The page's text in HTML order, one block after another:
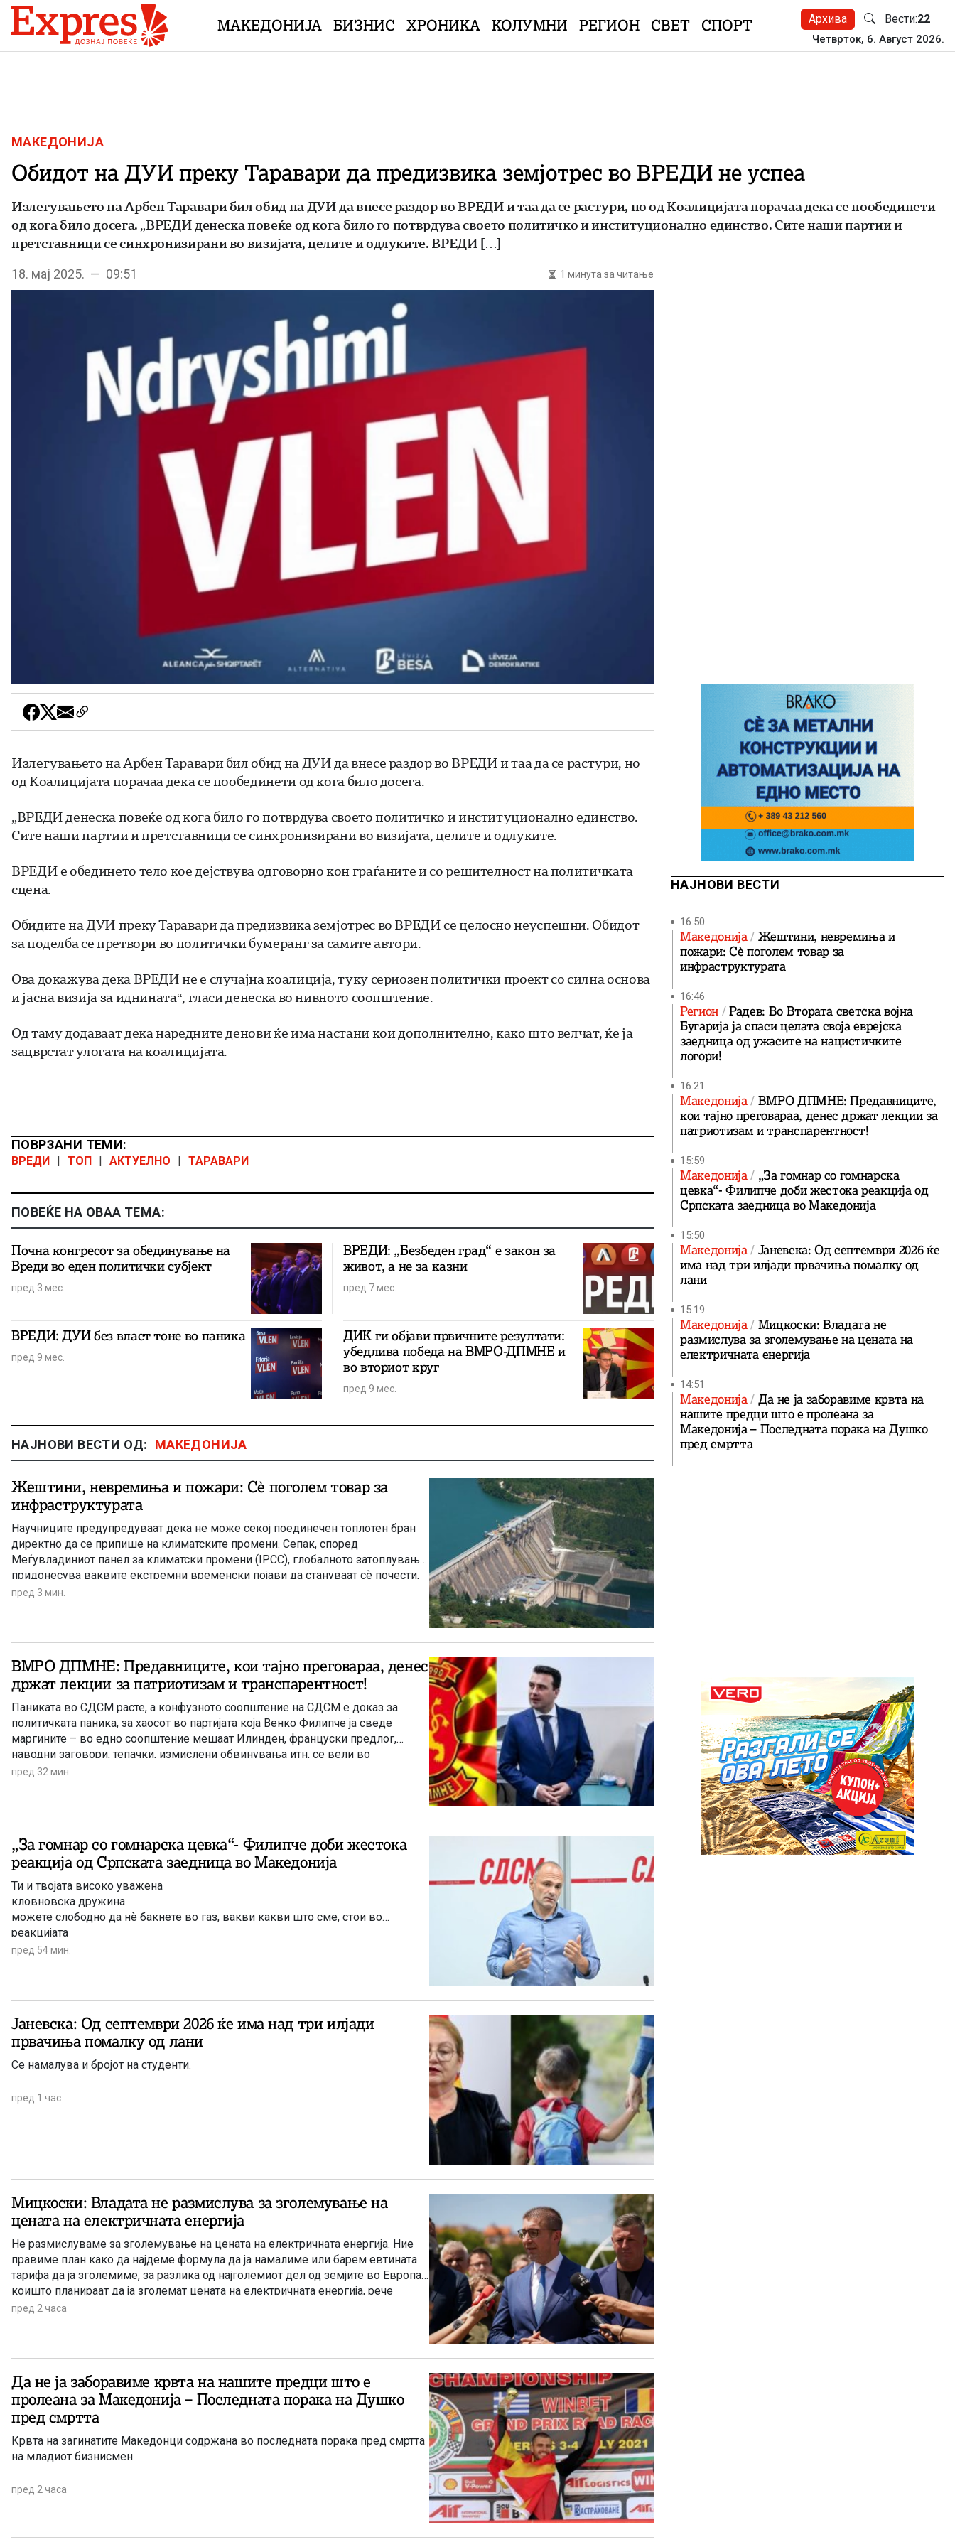
Skip to content
МАКЕДОНИЈА БИЗНИС ХРОНИКА КОЛУМНИ РЕГИОН СВЕТ СПОРТ Архива Вести:22
Четврток, 6. Август 2026.
МАКЕДОНИЈА
Обидот на ДУИ преку Таравари да предизвика земјотрес во ВРЕДИ не успеа
Излегувањето на Арбен Таравари бил обид на ДУИ да внесе раздор во ВРЕДИ и таа да се растури, но од Коалицијата порачаа дека се пообединети
од кога било досега. „ВРЕДИ денеска повеќе од кога било го потврдува своето политичко и институционално единство. Сите наши партии и
претставници се синхронизирани во визијата, целите и одлуките. ВРЕДИ […]
18. мај 2025. — 09:51 1 минута за читање
Излегувањето на Арбен Таравари бил обид на ДУИ да внесе раздор во ВРЕДИ и таа да се растури, но
од Коалицијата порачаа дека се пообединети од кога било досега.
„ВРЕДИ денеска повеќе од кога било го потврдува своето политичко и институционално единство.
Сите наши партии и претставници се синхронизирани во визијата, целите и одлуките.
ВРЕДИ е обединето тело кое дејствува одговорно кон граѓаните и со решителност на политичката
сцена.
Обидите на ДУИ преку Таравари да предизвика земјотрес во ВРЕДИ се целосно неуспешни. Обидот
за поделба се претвори во политички бумеранг за самите автори.
Ова докажува дека ВРЕДИ не е случајна коалиција, туку сериозен политички проект со силна основа
и јасна визија за иднината“, гласи денеска во нивното соопштение.
Од таму додаваат дека наредните денови ќе има настани кои дополнително, како што велчат, ќе ја
зацврстат улогата на коалицијата.
ПОВРЗАНИ ТЕМИ:
ВРЕДИ | ТОП | АКТУЕЛНО | ТАРАВАРИ
ПОВЕЌЕ НА ОВАА ТЕМА:
Почна конгресот за обединување на
Вреди во еден политички субјект
пред 3 мес.
ВРЕДИ: „Безбеден град“ е закон за
живот, а не за казни
пред 7 мес.
ВРЕДИ: ДУИ без власт тоне во паника
пред 9 мес.
ДИК ги објави првичните резултати:
убедлива победа на ВМРО-ДПМНЕ и
во вториот круг
пред 9 мес.
НАЈНОВИ ВЕСТИ ОД: МАКЕДОНИЈА
Жештини, невремиња и пожари: Сè поголем товар за
инфраструктурата
Научниците предупредуваат дека не може секој поединечен топлотен бран
директно да се припише на климатските промени. Сепак, според
Меѓувладиниот панел за климатски промени (IPCC), глобалното затоплување
придонесува ваквите екстремни временски појави да стануваат сѐ почести,
поинтензивни и подолготрајни.
пред 3 мин.
ВМРО ДПМНЕ: Предавниците, кои тајно преговараа, денес
држат лекции за патриотизам и транспарентност!
Паниката во СДСМ расте, а конфузното соопштение на СДСМ е доказ за
политичката паника, за хаосот во партијата која Венко Филипче ја сведе
маргините – во едно соопштение мешаат Илинден, француски предлог,
наводни заговори, тепачки, измислени обвинувања итн, се вели во
реакцијата на ВМРО-ДПМНЕ.
пред 32 мин.
„За гомнар со гомнарска цевка“- Филипче доби жестока
реакција од Српската заедница во Македонија
Ти и твојата високо уважена
кловновска дружина
можете слободно да нè бакнете во газ, вакви какви што сме, стои во
реакцијата
пред 54 мин.
Јаневска: Од септември 2026 ќе има над три илјади
првачиња помалку од лани
Се намалува и бројот на студенти.
пред 1 час
Мицкоски: Владата не размислува за зголемување на
цената на електричната енергија
Не размислуваме за зголемување на цената на електричната енергија. Ние
правиме план како да најдеме формула да ја намалиме или барем евтината
тарифа да ја зголемиме, за разлика од најголемиот дел од земјите во Европа
коишто планираат да ја зголемат цената на електричната енергија, рече
денеска премиерот Христијан Мицкоски.
пред 2 часа
Да не ја заборавиме крвта на нашите предци што е
пролеана за Македонија – Последната порака на Душко
пред смртта
Крвта на загинатите Македонци содржана во последната порака пред смртта
на младиот бизнисмен
пред 2 часа
НАЈНОВИ ВЕСТИ
16:50
Македонија Жештини, невремиња и
пожари: Сè поголем товар за
инфраструктурата
16:46
Регион
Радев: Во Втората светска војна
Бугарија ја спаси целата своја еврејска
заедница од ужасите на нацистичките
логори!
16:21
Македонија ВМРО ДПМНЕ: Предавниците,
кои тајно преговараа, денес држат лекции за
патриотизам и транспарентност!
15:59
Македонија „За гомнар со гомнарска
цевка“- Филипче доби жестока реакција од
Српската заедница во Македонија
15:50
Македонија Јаневска: Од септември 2026 ќе
има над три илјади првачиња помалку од
лани
15:19
Македонија Мицкоски: Владата не
размислува за зголемување на цената на
електричната енергија
14:51
Македонија Да не ја заборавиме крвта на
нашите предци што е пролеана за
Македонија – Последната порака на Душко
пред смртта